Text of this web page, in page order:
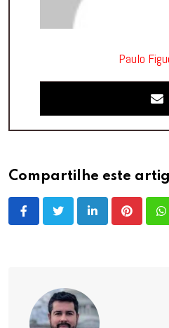
Paulo
Compartilhe este
LinkedInPinterest